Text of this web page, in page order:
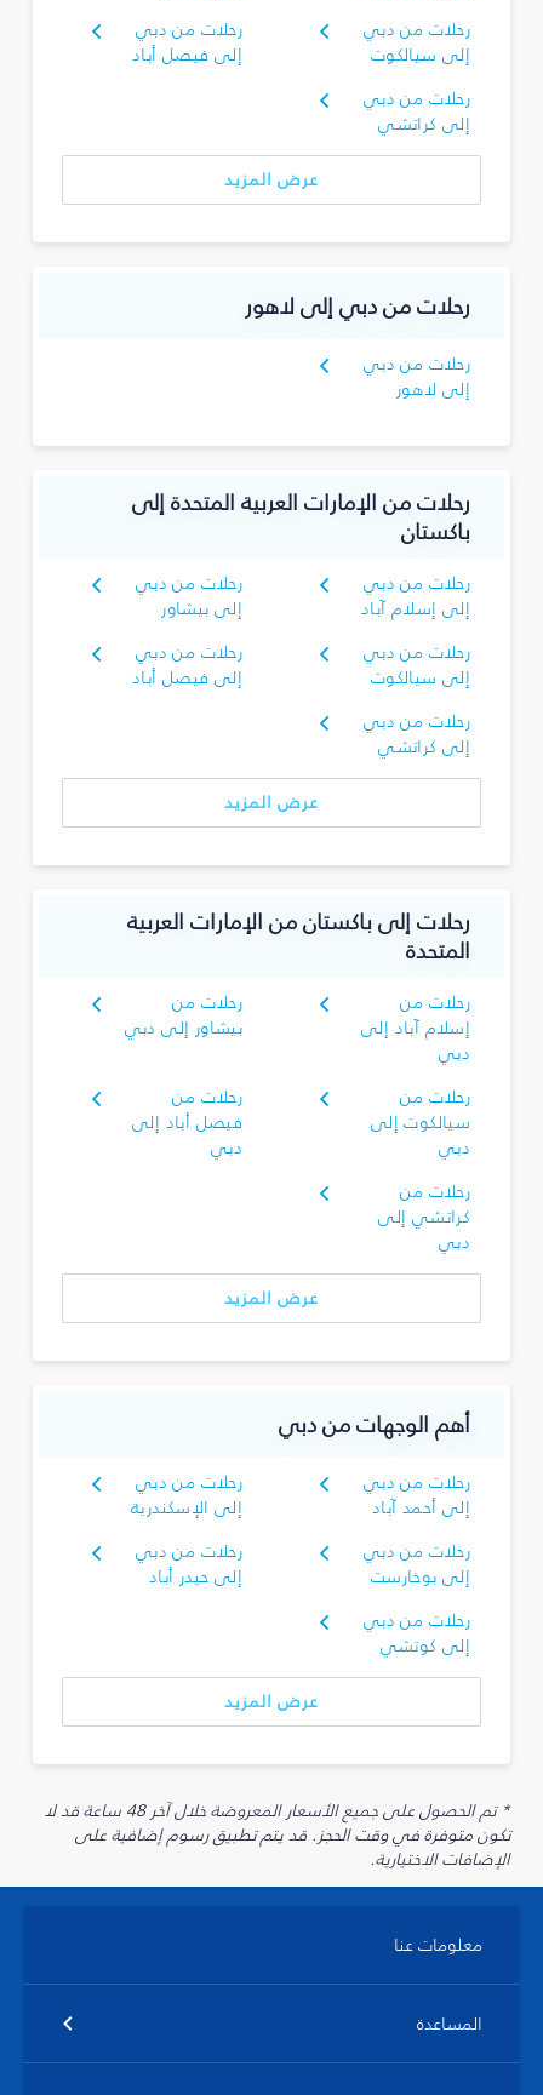
رحلات من دبي
إلى سيالكوت
رحلات من دبي
إلى فيصل أباد
رحلات من دبي
إلى كراتشي
عرض المزيد
رحلات من دبي إلى لاهور
رحلات من دبي
إلى لاهور
رحلات من الإمارات العربية المتحدة إلى
باكستان
رحلات من دبي
إلى إسلام آباد
رحلات من دبي
إلى بيشاور
رحلات من دبي
إلى سيالكوت
رحلات من دبي
إلى فيصل أباد
رحلات من دبي
إلى كراتشي
عرض المزيد
رحلات إلى باكستان من الإمارات العربية
المتحدة
رحلات من
إسلام آباد إلى
دبي
رحلات من
بيشاور إلى دبي
رحلات من
سيالكوت إلى
دبي
رحلات من
فيصل أباد إلى
دبي
رحلات من
كراتشي إلى
دبي
عرض المزيد
أهم الوجهات من دبي
رحلات من دبي
إلى أحمد آباد
رحلات من دبي
إلى الإسكندرية
رحلات من دبي
إلى بوخارست
رحلات من دبي
إلى حيدر أباد
رحلات من دبي
إلى كوتشي
عرض المزيد
* تم الحصول على جميع الأسعار المعروضة خلال آخر 48 ساعة قد لا
تكون متوفرة في وقت الحجز. قد يتم تطبيق رسوم إضافية على
الإضافات الاختيارية.
معلومات عنا
المساعدة